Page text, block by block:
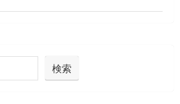
検索